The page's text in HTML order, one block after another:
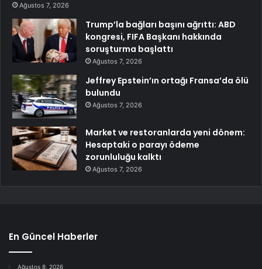
Ağustos 7, 2026
Trump’la bağları başını ağrıttı: ABD
kongresi, FIFA Başkanı hakkında
soruşturma başlattı
Ağustos 7, 2026
Jeffrey Epstein’ın ortağı Fransa’da ölü
bulundu
Ağustos 7, 2026
Market ve restoranlarda yeni dönem:
Hesaptaki o parayı ödeme
zorunluluğu kalktı
Ağustos 7, 2026
En Güncel Haberler
Ağustos 8, 2026